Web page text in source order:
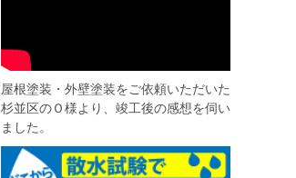
屋根塗装・外壁塗装をご依頼いただいた
杉並区のＯ様より、竣工後の感想を伺い
ました。